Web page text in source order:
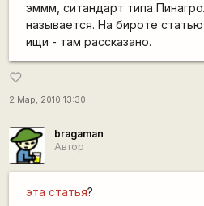
эммм, ситандарт типа
называется. На бироте
ищи - там рассказано.
favorite_border
2 Мар, 2010 13:30
bragaman
Автор
эта статья?